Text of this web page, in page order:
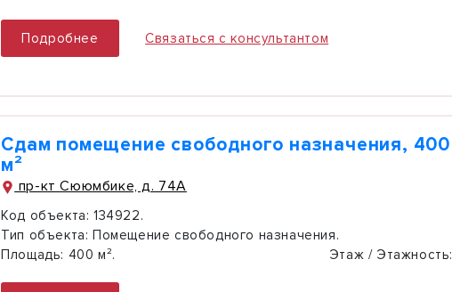
Подробнее Связаться с консультантом
Сдам помещение свободного назначения, 400
м²
пр-кт Сююмбике, д. 74А
Код объекта: 134922.
Тип объекта: Помещение свободного назначения.
Площадь: 400 м². Этаж / Этажность: